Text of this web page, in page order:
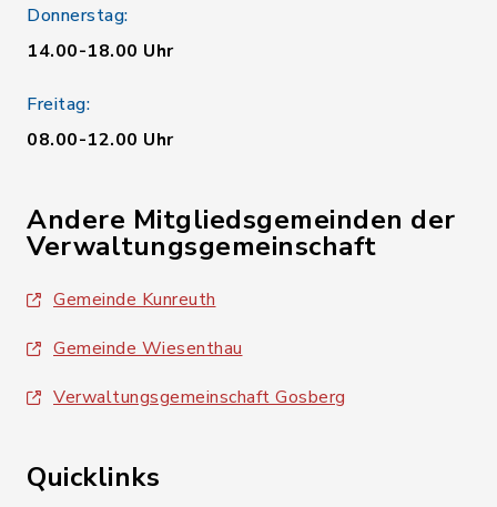
Donnerstag:
14.00-18.00 Uhr
Freitag:
08.00-12.00 Uhr
Andere Mitgliedsgemeinden der
Verwaltungsgemeinschaft
Gemeinde Kunreuth
Gemeinde Wiesenthau
Verwaltungsgemeinschaft Gosberg
Quicklinks